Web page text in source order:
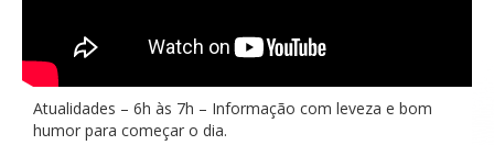
Atualidades – 6h às 7h – Informação com leveza e bom
humor para começar o dia.